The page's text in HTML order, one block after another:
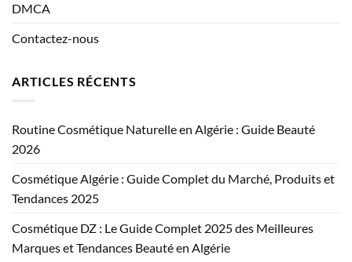
DMCA
Contactez-nous
ARTICLES RÉCENTS
Routine Cosmétique Naturelle en Algérie : Guide Beauté
2026
Cosmétique Algérie : Guide Complet du Marché, Produits et
Tendances 2025
Cosmétique DZ : Le Guide Complet 2025 des Meilleures
Marques et Tendances Beauté en Algérie